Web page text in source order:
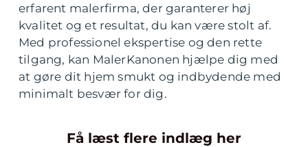
erfarent malerfirma, der garanterer høj
kvalitet og et resultat, du kan være stolt af.
Med professionel ekspertise og den rette
tilgang, kan MalerKanonen hjælpe dig med
at gøre dit hjem smukt og indbydende med
minimalt besvær for dig.
Få læst flere indlæg her